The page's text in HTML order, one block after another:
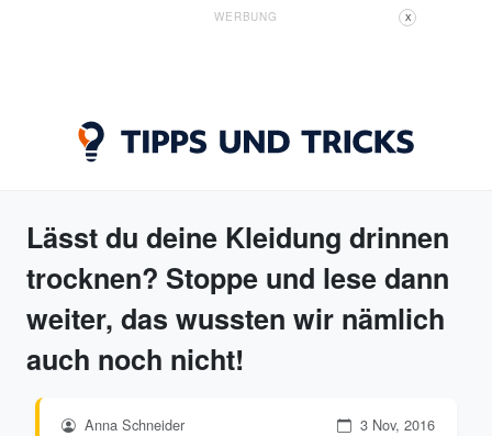
WERBUNG X
Lässt du deine Kleidung drinnen
trocknen? Stoppe und lese dann
weiter, das wussten wir nämlich
auch noch nicht!
Anna Schneider 3 Nov, 2016